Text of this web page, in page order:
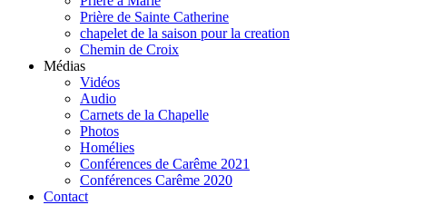
Prière de Sainte Catherine
chapelet de la saison pour la creation
Chemin de Croix
Médias
Vidéos
Audio
Carnets de la Chapelle
Photos
Homélies
Conférences de Carême 2021
Conférences Carême 2020
Contact